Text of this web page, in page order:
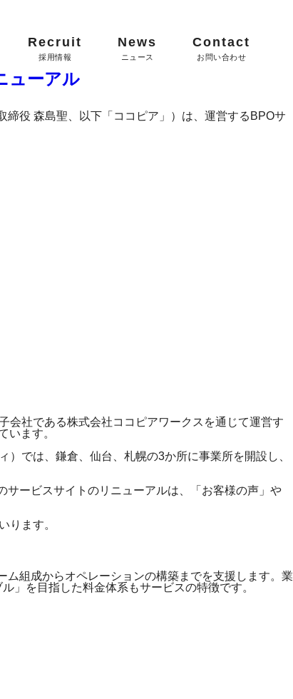
Recruit News Contact
ューアル
締役 森島聖、以下「ココピア」）は、運営するBPOサ
会社である株式会社ココピアワークスを通じて運営す
います。
では、鎌倉、仙台、札幌の3か所に事業所を開設し、
ービスサイトのリニューアルは、「お客様の声」や
ります。
組成からオペレーションの構築までを支援します。業
」を目指した料金体系もサービスの特徴です。